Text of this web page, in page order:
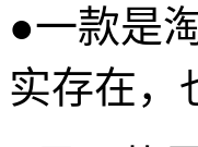
●一款是
实存在，